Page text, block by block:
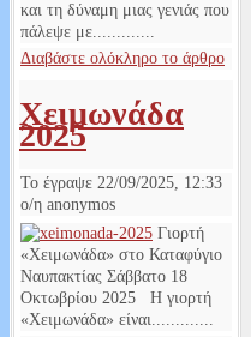
και τη δύναμη μιας γενιάς που
πάλεψε με.............
Διαβάστε ολόκληρο το άρθρο
Χειμωνάδα
2025
Το έγραψε 22/09/2025, 12:33
ο/η anonymos
Γιορτή
«Χειμωνάδα» στο Καταφύγιο
Ναυπακτίας Σάββατο 18
Οκτωβρίου 2025 Η γιορτή
«Χειμωνάδα» είναι.............